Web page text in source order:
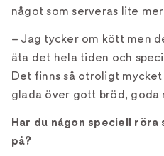
något som serveras lite
– Jag tycker om kött men
äta det hela tiden och
Det finns så otroligt
glada över gott bröd, goda
Har du någon speciell
på?